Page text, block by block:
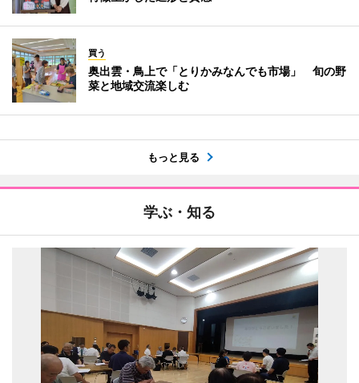
買う
奥出雲・鳥上で「とりかみなんでも市場」 旬の野
菜と地域交流楽しむ
もっと見る
学ぶ・知る